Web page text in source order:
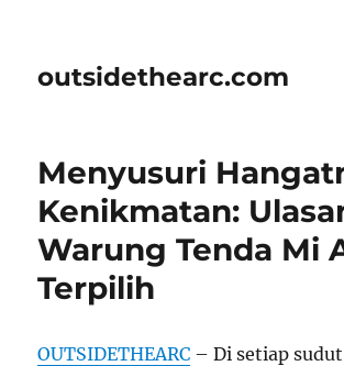
outsidethearc.com
Menyusuri
Kenikmatan:
Warung Tenda Mi
Terpilih
OUTSIDETHEARC – Di setiap